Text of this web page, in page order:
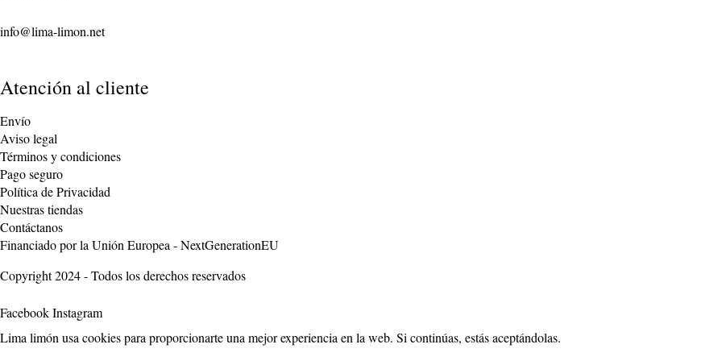
info@lima-limon.net
Atención al cliente
Envío
Aviso legal
Términos y condiciones
Pago seguro
Política de Privacidad
Nuestras tiendas
Contáctanos
Financiado por la Unión Europea - NextGenerationEU
Copyright 2024 - Todos los derechos reservados
FacebookInstagram
Lima limón usa cookies para proporcionarte una mejor experiencia en la web. Si continúas, estás aceptándolas.